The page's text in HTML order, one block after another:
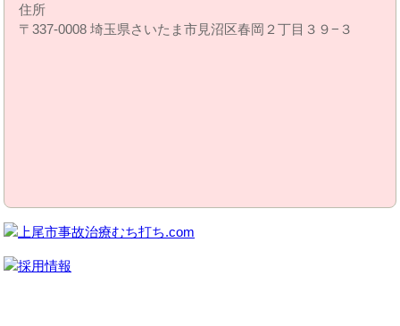
住所
〒337-0008 埼玉県さいたま市見沼区春岡２丁目３９−３